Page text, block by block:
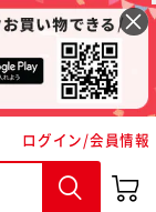
ログイン/会員情報